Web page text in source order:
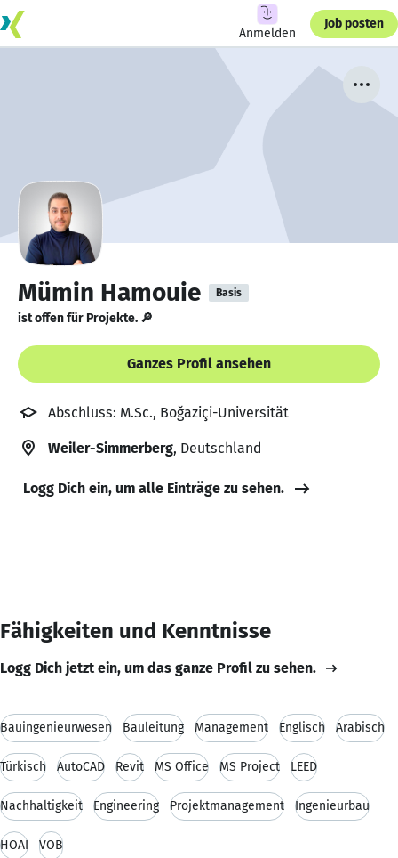
Anmelden
Job posten
Mümin Hamouie Basis
ist offen für Projekte. 🔎
Ganzes Profil ansehen
Abschluss: M.Sc., Boğaziçi-Universität
Weiler-Simmerberg, Deutschland
Logg Dich ein, um alle Einträge zu sehen.
Fähigkeiten und Kenntnisse
Logg Dich jetzt ein, um das ganze Profil zu sehen.
Bauingenieurwesen Bauleitung Management Englisch Arabisch
Türkisch AutoCAD Revit MS Office MS Project LEED
Nachhaltigkeit Engineering Projektmanagement Ingenieurbau
HOAI VOB